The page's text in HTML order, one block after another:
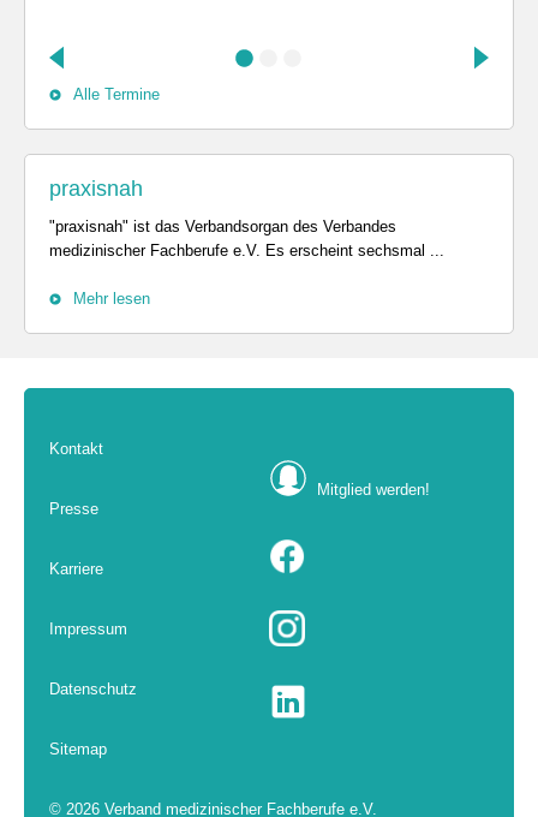
Alle Termine
praxisnah
"praxisnah" ist das Verbandsorgan des Verbandes
medizinischer Fachberufe e.V. Es erscheint sechsmal ...
Mehr lesen
Kontakt
Presse
Karriere
Impressum
Datenschutz
Sitemap
Mitglied werden!
© 2026 Verband medizinischer Fachberufe e.V.